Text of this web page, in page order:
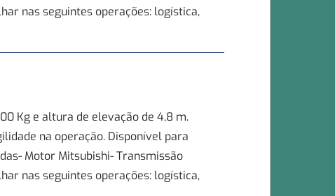
nas seguintes operações: logística,
Kg e altura de elevação de 4,8 m.
na operação. Disponível para
Motor Mitsubishi- Transmissão
nas seguintes operações: logística,